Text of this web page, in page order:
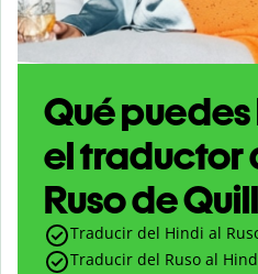
Qué
el traductor
Ruso de
Traducir del Hindi al
Traducir del Ruso al